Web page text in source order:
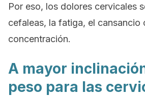
Por eso, los dolores cervicales
cefaleas, la fatiga, el cansancio
concentración.
A mayor
peso para las